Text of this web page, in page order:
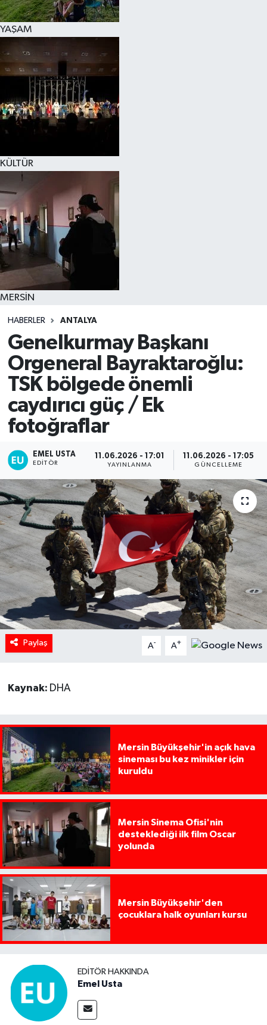
YAŞAM
KÜLTÜR
MERSİN
HABERLER ANTALYA
Genelkurmay Başkanı
Orgeneral Bayraktaroğlu:
TSK bölgede önemli
caydırıcı güç / Ek
fotoğraflar
EMEL USTA
EDITÖR
11.06.2026 - 17:01
YAYINLANMA
11.06.2026 - 17:05
GÜNCELLEME
Paylaş A- A+
Kaynak: DHA
Mersin Büyükşehir'in açık hava
sineması bu kez minikler için
kuruldu
Mersin Sinema Ofisi'nin
desteklediği ilk film Oscar
yolunda
Mersin Büyükşehir'den
çocuklara halk oyunları kursu
EDITÖR HAKKINDA
Emel Usta